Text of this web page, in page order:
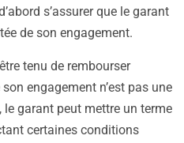
s’assurer que le garant
de son engagement.
tenu de rembourser
engagement n’est pas une
garant peut mettre un terme
certaines conditions